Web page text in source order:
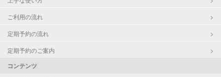
ご利用の流れ
定期予約の流れ
定期予約のご案内
コンテンツ